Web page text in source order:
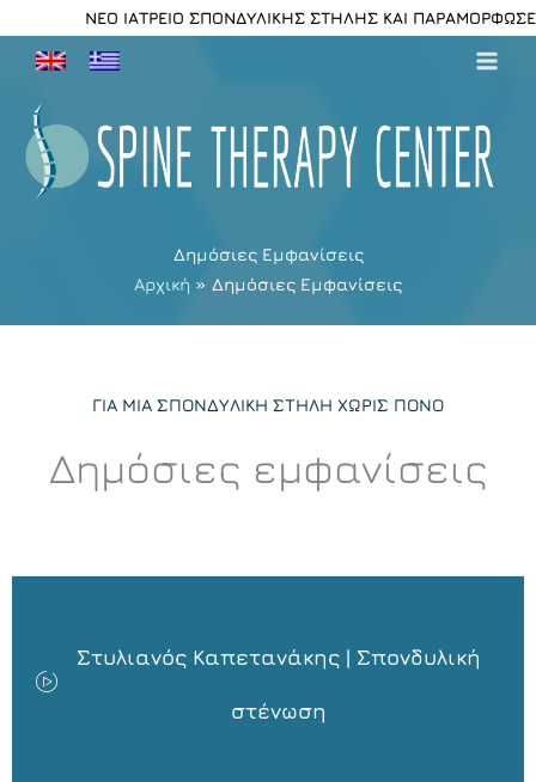
Μετάβαση
στο
περιεχόμενο
ΝΕΟ ΙΑΤΡΕΙΟ ΣΠΟΝΔΥΛΙΚΗΣ ΣΤΗΛΗΣ ΚΑΙ
Δημόσιες Εμφανίσεις
Αρχική
Δημόσιες Εμφανίσεις
ΓΙΑ ΜΙΑ ΣΠΟΝΔΥΛΙΚΗ ΣΤΗΛΗ ΧΩΡΙΣ ΠΟΝΟ
Δημόσιες εμφανίσεις
Στυλιανός Καπετανάκης | Σπονδυλική
στένωση